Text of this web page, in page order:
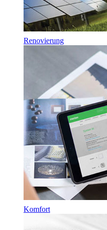
Renovierung
Komfort